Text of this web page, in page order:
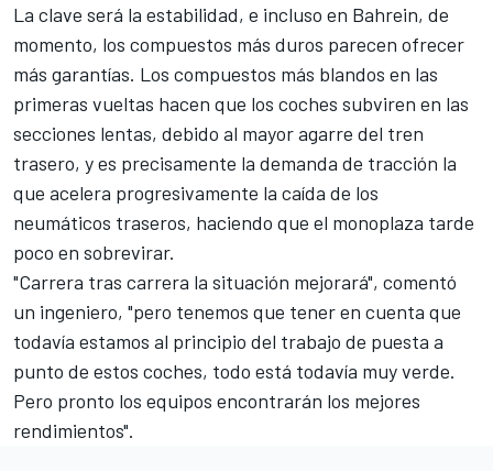
La clave será la estabilidad, e incluso en Bahrein, de
momento, los compuestos más duros parecen ofrecer
más garantías. Los compuestos más blandos en las
primeras vueltas hacen que los coches subviren en las
secciones lentas, debido al mayor agarre del tren
trasero, y es precisamente la demanda de tracción la
que acelera progresivamente la caída de los
neumáticos traseros, haciendo que el monoplaza tarde
poco en sobrevirar.
"Carrera tras carrera la situación mejorará", comentó
un ingeniero, "pero tenemos que tener en cuenta que
todavía estamos al principio del trabajo de puesta a
punto de estos coches, todo está todavía muy verde.
Pero pronto los equipos encontrarán los mejores
rendimientos".